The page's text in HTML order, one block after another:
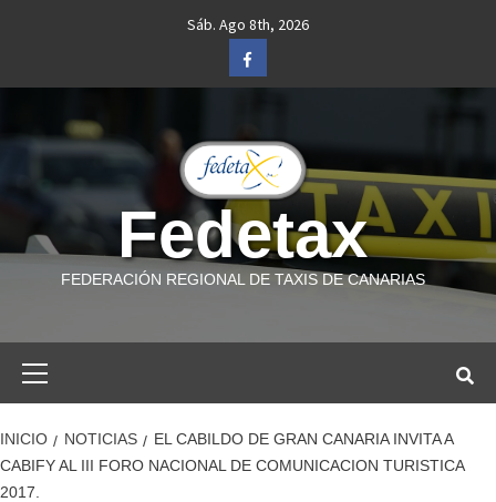
Sáb. Ago 8th, 2026
Facebook
Fedetax
FEDERACIÓN REGIONAL DE TAXIS DE CANARIAS
INICIO NOTICIAS
EL CABILDO DE GRAN CANARIA INVITA A
CABIFY AL III FORO NACIONAL DE COMUNICACION TURISTICA
2017.